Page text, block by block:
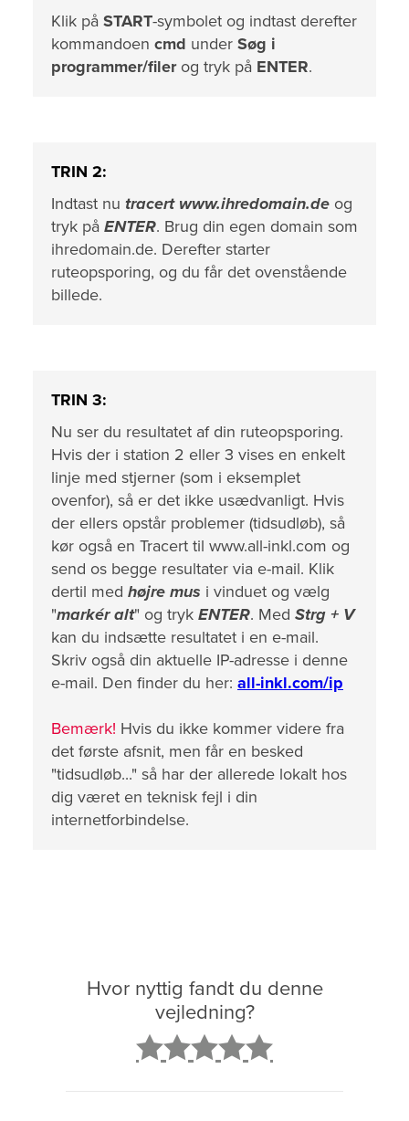
Klik på START-symbolet og indtast derefter
kommandoen cmd under Søg i
programmer/filer og tryk på ENTER.
TRIN 2:
Indtast nu tracert www.ihredomain.de og
tryk på ENTER. Brug din egen domain som
ihredomain.de. Derefter starter
ruteopsporing, og du får det ovenstående
billede.
TRIN 3:
Nu ser du resultatet af din ruteopsporing.
Hvis der i station 2 eller 3 vises en enkelt
linje med stjerner (som i eksemplet
ovenfor), så er det ikke usædvanligt. Hvis
der ellers opstår problemer (tidsudløb), så
kør også en Tracert til www.all-inkl.com og
send os begge resultater via e-mail. Klik
dertil med højre mus i vinduet og vælg
"markér alt" og tryk ENTER. Med Strg + V
kan du indsætte resultatet i en e-mail.
Skriv også din aktuelle IP-adresse i denne
e-mail. Den finder du her: all-inkl.com/ip
Bemærk! Hvis du ikke kommer videre fra
det første afsnit, men får en besked
"tidsudløb..." så har der allerede lokalt hos
dig været en teknisk fejl i din
internetforbindelse.
Hvor nyttig fandt du denne
vejledning?